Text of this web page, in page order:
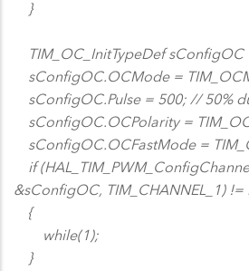
}
TIM_OC_InitTypeDef sConfigOC
sConfigOC.OCMode =
sConfigOC.Pulse = 500; // 50%
sConfigOC.OCPolarity =
sConfigOC.OCFastMode =
if
&sConfigOC, TIM_CHANNEL_1) !=
{
while(1);
}